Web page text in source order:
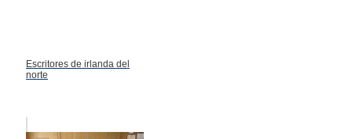
Escritores de irlanda del
norte